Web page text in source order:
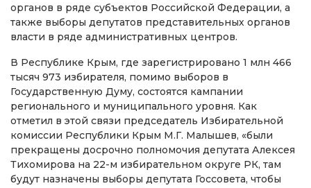
органов в ряде субъектов Российской Федерации, а
также выборы депутатов представительных органов
власти в ряде административных центров.
В Республике Крым, где зарегистрировано 1 млн 466
тысяч 973 избирателя, помимо выборов в
Государственную Думу, состоятся кампании
регионального и муниципального уровня. Как
отметил в этой связи председатель Избирательной
комиссии Республики Крым М.Г. Малышев, «были
прекращены досрочно полномочия депутата Алексея
Тихомирова на 22-м избирательном округе РК, там
будут назначены выборы депутата Госсовета, чтобы